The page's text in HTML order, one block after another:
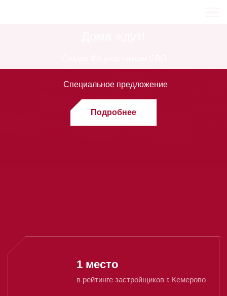
Специальное предложение
Подробнее
1 место
в рейтинге застройщиков г. Кемерово